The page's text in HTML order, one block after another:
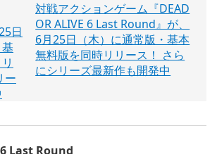
対戦アクションゲーム『DEAD
OR ALIVE 6 Last Round』が、
6月25日（木）に通常版・基本
無料版を同時リリース！ さら
にシリーズ最新作も開発中
Last Round